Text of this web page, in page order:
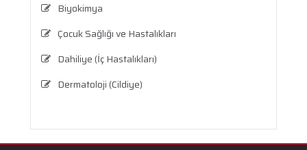
Biyokimya
Çocuk Sağlığı ve Hastalıkları
Dahiliye (İç Hastalıkları)
Dermatoloji (Cildiye)